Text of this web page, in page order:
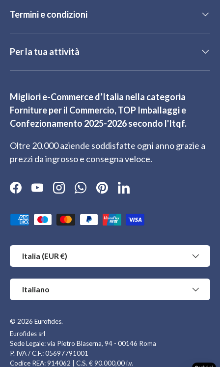
Termini e condizioni
Per la tua attività
Migliori e-Commerce d’Italia nella categoria
Forniture per il Commercio, TOP Imballaggi e
Confezionamento 2025-2026 secondo l'Itqf.
Oltre 20.000 aziende soddisfatte ogni anno grazie a
prezzi da ingrosso e consegna veloce.
Facebook
YouTubeInstagramWhatsApp
PinterestLinkedIn
Metodi di pagamento accettati
Paese/Regione
Italia (EUR €)
Lingua
Italiano
© 2026 Eurofides.
Eurofides srl
Sede Legale: via Pietro Blaserna, 94 - 00146 Roma
P. IVA / C.F.: 05697791001
Codice REA: 914062 | C.S. € 90.000,00 i.v.